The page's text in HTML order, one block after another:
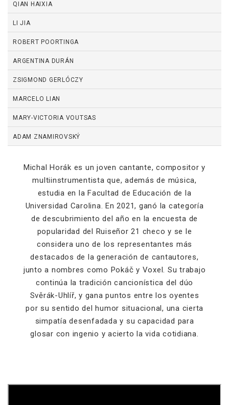
QIAN HAIXIA
LI JIA
ROBERT POORTINGA
ARGENTINA DURÁN
ZSIGMOND GERLÓCZY
MARCELO LIAN
MARY-VICTORIA VOUTSAS
ADAM ZNAMIROVSKÝ
Michal Horák es un joven cantante, compositor y
multiinstrumentista que, además de música,
estudia en la Facultad de Educación de la
Universidad Carolina. En 2021, ganó la categoría
de descubrimiento del año en la encuesta de
popularidad del Ruiseñor 21 checo y se le
considera uno de los representantes más
destacados de la generación de cantautores,
junto a nombres como Pokáč y Voxel. Su trabajo
continúa la tradición cancionística del dúo
Svěrák-Uhlíř, y gana puntos entre los oyentes
por su sentido del humor situacional, una cierta
simpatía desenfadada y su capacidad para
glosar con ingenio y acierto la vida cotidiana.